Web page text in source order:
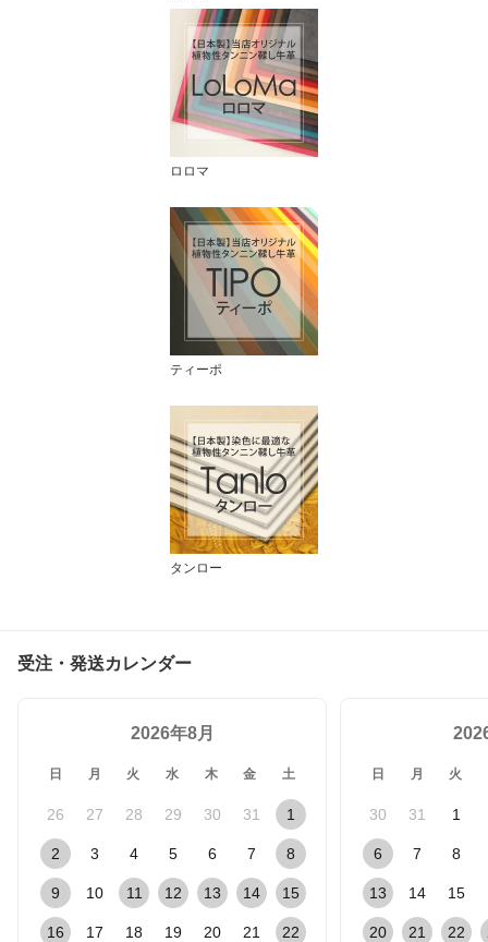
ロロマ
ティーポ
タンロー
受注・発送カレンダー
2026年8月
日 月 火 水 木 金 土
26 27 28 29 30 31 1
2 3 4 5 6 7 8
9 10 11 12 13 14 15
16 17 18 19 20 21 22
日 月 火
30 31 1
6 7 8
13 14 15
20 21 22